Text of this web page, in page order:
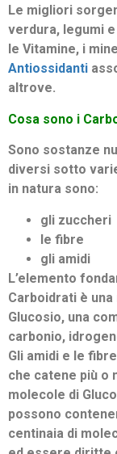
Le migliori
verdura, legumi
le Vitamine, i
Antiossidanti
altrove.
Cosa sono i
Sono sostanze
diversi sotto
in natura sono:
gli zuccheri
le fibre
gli amidi
L’elemento
Carboidrati è
Glucosio, una
carbonio,
Gli amidi e le
che catene più o
molecole di
possono
centinaia di